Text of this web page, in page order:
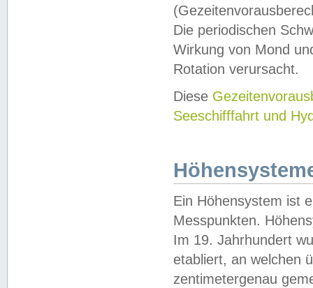
Die periodischen
Wirkung von Mond
Rotation verursacht.
Diese
Seeschifffahrt und
Ein Höhensystem ist
Messpunkten.
Im 19. Jahrhundert
etabliert, an welchen
zentimetergenau